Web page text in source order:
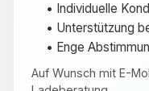
• Individuelle
• Unterstützung
• Enge
Auf Wunsch mit E-